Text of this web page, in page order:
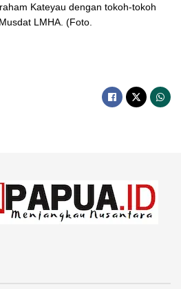
Kateyau dengan tokoh-tokoh
LMHA. (Foto.